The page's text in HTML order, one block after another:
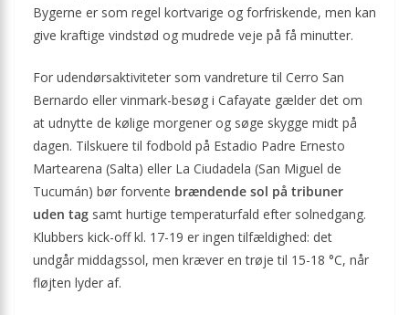
Bygerne er som regel kortvarige og forfriskende, men kan
give kraftige vindstød og mudrede veje på få minutter.
For udendørsaktiviteter som vandreture til Cerro San
Bernardo eller vinmark-besøg i Cafayate gælder det om
at udnytte de kølige morgener og søge skygge midt på
dagen. Tilskuere til fodbold på Estadio Padre Ernesto
Martearena (Salta) eller La Ciudadela (San Miguel de
Tucumán) bør forvente brændende sol på tribuner
uden tag samt hurtige temperaturfald efter solnedgang.
Klubbers kick-off kl. 17-19 er ingen tilfældighed: det
undgår middagssol, men kræver en trøje til 15-18 °C, når
fløjten lyder af.